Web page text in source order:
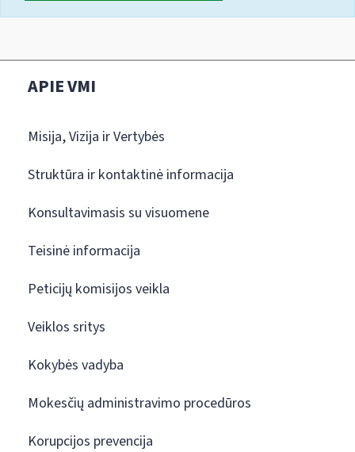
APIE VMI
Misija, Vizija ir Vertybės
Struktūra ir kontaktinė informacija
Konsultavimasis su visuomene
Teisinė informacija
Peticijų komisijos veikla
Veiklos sritys
Kokybės vadyba
Mokesčių administravimo procedūros
Korupcijos prevencija